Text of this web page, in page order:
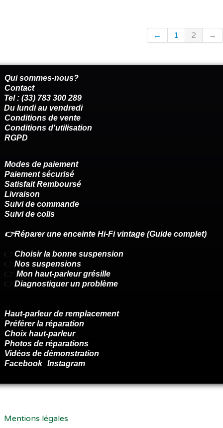
← 1 2 →
Qui sommes-nous?
Contact
Tel : (33) 783 300 289
Du lundi au vendredi
Conditions de vente
Conditions d'utilisation
RGPD
Modes de paiement
Paiement sécurisé
Satisfait Remboursé
Livraison
Suivi de commande
Suivi de colis
👉Réparer une enceinte Hi-Fi vintage (Guide complet)
👉 Choisir la bonne suspension
👉 Nos suspensions
👉 Mon haut-parleur grésille
👉 Diagnostiquer un problème
Haut-parleur de remplacement
Préférer la réparation
Choix haut-parleur
Photos de réparations
Vidéos de démonstration
Facebook Instagram
Mentions légales